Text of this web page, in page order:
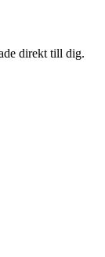
direkt till dig.